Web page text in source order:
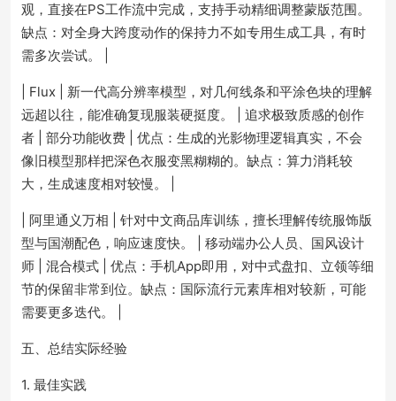
观，直接在PS工作流中完成，支持手动精细调整蒙版范围。
缺点：对全身大跨度动作的保持力不如专用生成工具，有时
需多次尝试。 |
| Flux | 新一代高分辨率模型，对几何线条和平涂色块的理解
远超以往，能准确复现服装硬挺度。 | 追求极致质感的创作
者 | 部分功能收费 | 优点：生成的光影物理逻辑真实，不会
像旧模型那样把深色衣服变黑糊糊的。缺点：算力消耗较
大，生成速度相对较慢。 |
| 阿里通义万相 | 针对中文商品库训练，擅长理解传统服饰版
型与国潮配色，响应速度快。 | 移动端办公人员、国风设计
师 | 混合模式 | 优点：手机App即用，对中式盘扣、立领等细
节的保留非常到位。缺点：国际流行元素库相对较新，可能
需要更多迭代。 |
五、总结实际经验
1. 最佳实践